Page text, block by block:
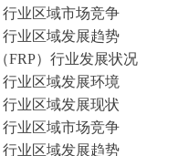
业区域市场竞争
业区域发展趋势
FRP）行业发展状况
业区域发展环境
业区域发展现状
业区域市场竞争
业区域发展趋势